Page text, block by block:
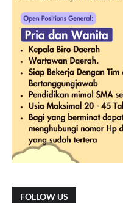
FOLLOW US